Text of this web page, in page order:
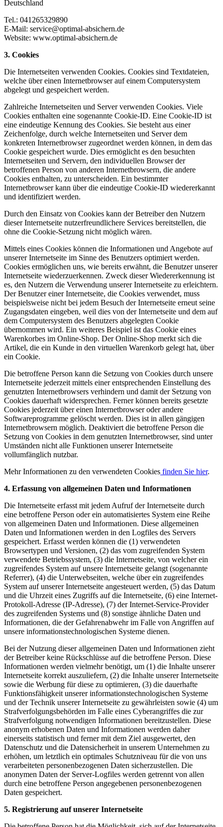
Deutschland
Tel.: 041265329890
E-Mail: service@optimal-absichern.de
Website: www.optimal-absichern.de
3. Cookies
Die Internetseiten verwenden Cookies. Cookies sind Textdateien,
welche über einen Internetbrowser auf einem Computersystem
abgelegt und gespeichert werden.
Zahlreiche Internetseiten und Server verwenden Cookies. Viele
Cookies enthalten eine sogenannte Cookie-ID. Eine Cookie-ID ist
eine eindeutige Kennung des Cookies. Sie besteht aus einer
Zeichenfolge, durch welche Internetseiten und Server dem
konkreten Internetbrowser zugeordnet werden können, in dem das
Cookie gespeichert wurde. Dies ermöglicht es den besuchten
Internetseiten und Servern, den individuellen Browser der
betroffenen Person von anderen Internetbrowsern, die andere
Cookies enthalten, zu unterscheiden. Ein bestimmter
Internetbrowser kann über die eindeutige Cookie-ID wiedererkannt
und identifiziert werden.
Durch den Einsatz von Cookies kann der Betreiber den Nutzern
dieser Internetseite nutzerfreundlichere Services bereitstellen, die
ohne die Cookie-Setzung nicht möglich wären.
Mittels eines Cookies können die Informationen und Angebote auf
unserer Internetseite im Sinne des Benutzers optimiert werden.
Cookies ermöglichen uns, wie bereits erwähnt, die Benutzer unserer
Internetseite wiederzuerkennen. Zweck dieser Wiedererkennung ist
es, den Nutzern die Verwendung unserer Internetseite zu erleichtern.
Der Benutzer einer Internetseite, die Cookies verwendet, muss
beispielsweise nicht bei jedem Besuch der Internetseite erneut seine
Zugangsdaten eingeben, weil dies von der Internetseite und dem auf
dem Computersystem des Benutzers abgelegten Cookie
übernommen wird. Ein weiteres Beispiel ist das Cookie eines
Warenkorbes im Online-Shop. Der Online-Shop merkt sich die
Artikel, die ein Kunde in den virtuellen Warenkorb gelegt hat, über
ein Cookie.
Die betroffene Person kann die Setzung von Cookies durch unsere
Internetseite jederzeit mittels einer entsprechenden Einstellung des
genutzten Internetbrowsers verhindern und damit der Setzung von
Cookies dauerhaft widersprechen. Ferner können bereits gesetzte
Cookies jederzeit über einen Internetbrowser oder andere
Softwareprogramme gelöscht werden. Dies ist in allen gängigen
Internetbrowsern möglich. Deaktiviert die betroffene Person die
Setzung von Cookies in dem genutzten Internetbrowser, sind unter
Umständen nicht alle Funktionen unserer Internetseite
vollumfänglich nutzbar.
Mehr Informationen zu den verwendeten Cookies finden Sie hier.
4. Erfassung von allgemeinen Daten und Informationen
Die Internetseite erfasst mit jedem Aufruf der Internetseite durch
eine betroffene Person oder ein automatisiertes System eine Reihe
von allgemeinen Daten und Informationen. Diese allgemeinen
Daten und Informationen werden in den Logfiles des Servers
gespeichert. Erfasst werden können die (1) verwendeten
Browsertypen und Versionen, (2) das vom zugreifenden System
verwendete Betriebssystem, (3) die Internetseite, von welcher ein
zugreifendes System auf unsere Internetseite gelangt (sogenannte
Referrer), (4) die Unterwebseiten, welche über ein zugreifendes
System auf unserer Internetseite angesteuert werden, (5) das Datum
und die Uhrzeit eines Zugriffs auf die Internetseite, (6) eine Internet-
Protokoll-Adresse (IP-Adresse), (7) der Internet-Service-Provider
des zugreifenden Systems und (8) sonstige ähnliche Daten und
Informationen, die der Gefahrenabwehr im Falle von Angriffen auf
unsere informationstechnologischen Systeme dienen.
Bei der Nutzung dieser allgemeinen Daten und Informationen zieht
der Betreiber keine Rückschlüsse auf die betroffene Person. Diese
Informationen werden vielmehr benötigt, um (1) die Inhalte unserer
Internetseite korrekt auszuliefern, (2) die Inhalte unserer Internetseite
sowie die Werbung für diese zu optimieren, (3) die dauerhafte
Funktionsfähigkeit unserer informationstechnologischen Systeme
und der Technik unserer Internetseite zu gewährleisten sowie (4) um
Strafverfolgungsbehörden im Falle eines Cyberangriffes die zur
Strafverfolgung notwendigen Informationen bereitzustellen. Diese
anonym erhobenen Daten und Informationen werden daher
einerseits statistisch und ferner mit dem Ziel ausgewertet, den
Datenschutz und die Datensicherheit in unserem Unternehmen zu
erhöhen, um letztlich ein optimales Schutzniveau für die von uns
verarbeiteten personenbezogenen Daten sicherzustellen. Die
anonymen Daten der Server-Logfiles werden getrennt von allen
durch eine betroffene Person angegebenen personenbezogenen
Daten gespeichert.
5. Registrierung auf unserer Internetseite